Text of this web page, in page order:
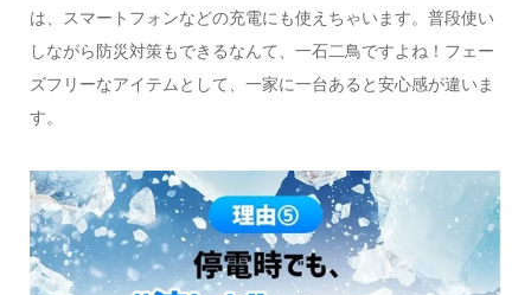
は、スマートフォンなどの充電にも使えちゃいます。普段使い
しながら防災対策もできるなんて、一石二鳥ですよね！フェー
ズフリーなアイテムとして、一家に一台あると安心感が違いま
す。